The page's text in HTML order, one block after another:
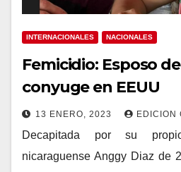
INTERNACIONALES NACIONALES
Femicidio: Esposo
conyuge en EEUU
13 ENERO, 2023 EDICION
Decapitada por su
nicaraguense Anggy Diaz de